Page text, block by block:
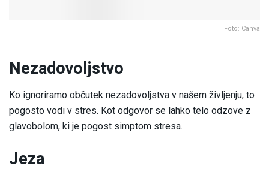
Foto: Canva
Nezadovoljstvo
Ko ignoriramo občutek nezadovoljstva v našem življenju, to
pogosto vodi v stres. Kot odgovor se lahko telo odzove z
glavobolom, ki je pogost simptom stresa.
Jeza